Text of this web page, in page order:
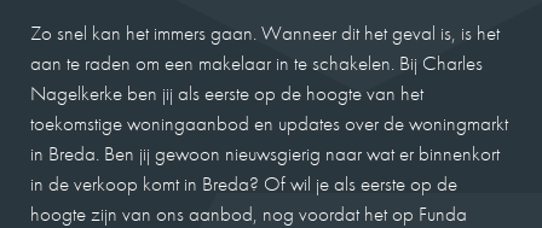
Zo snel kan het immers gaan. Wanneer dit het geval is, is het
aan te raden om een makelaar in te schakelen. Bij Charles
Nagelkerke ben jij als eerste op de hoogte van het
toekomstige woningaanbod en updates over de woningmarkt
in Breda. Ben jij gewoon nieuwsgierig naar wat er binnenkort
in de verkoop komt in Breda? Of wil je als eerste op de
hoogte zijn van ons aanbod, nog voordat het op Funda